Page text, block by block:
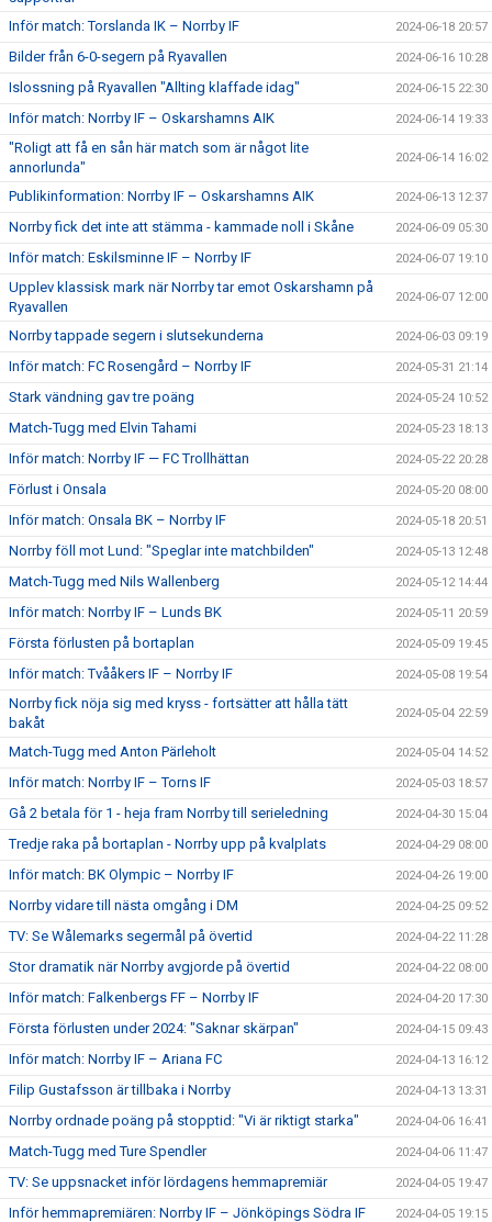
Inför match: Torslanda IK – Norrby IF
2024-06-18 20:57
Bilder från 6-0-segern på Ryavallen 2024-06-16 10:28
Islossning på Ryavallen "Allting klaffade idag" 2024-06-15 22:30
Inför match: Norrby IF – Oskarshamns AIK 2024-06-14 19:33
"Roligt att få en sån här match som är något lite
annorlunda"
2024-06-14 16:02
Publikinformation: Norrby IF – Oskarshamns AIK 2024-06-13 12:37
Norrby fick det inte att stämma - kammade noll i Skåne 2024-06-09 05:30
Inför match: Eskilsminne IF – Norrby IF 2024-06-07 19:10
Upplev klassisk mark när Norrby tar emot Oskarshamn på
Ryavallen
2024-06-07 12:00
Norrby tappade segern i slutsekunderna 2024-06-03 09:19
Inför match: FC Rosengård – Norrby IF 2024-05-31 21:14
Stark vändning gav tre poäng 2024-05-24 10:52
Match-Tugg med Elvin Tahami 2024-05-23 18:13
Inför match: Norrby IF — FC Trollhättan 2024-05-22 20:28
Förlust i Onsala 2024-05-20 08:00
Inför match: Onsala BK – Norrby IF 2024-05-18 20:51
Norrby föll mot Lund: "Speglar inte matchbilden" 2024-05-13 12:48
Match-Tugg med Nils Wallenberg 2024-05-12 14:44
Inför match: Norrby IF – Lunds BK 2024-05-11 20:59
Första förlusten på bortaplan 2024-05-09 19:45
Inför match: Tvååkers IF – Norrby IF 2024-05-08 19:54
Norrby fick nöja sig med kryss - fortsätter att hålla tätt
bakåt
2024-05-04 22:59
Match-Tugg med Anton Pärleholt 2024-05-04 14:52
Inför match: Norrby IF – Torns IF 2024-05-03 18:57
Gå 2 betala för 1 - heja fram Norrby till serieledning 2024-04-30 15:04
Tredje raka på bortaplan - Norrby upp på kvalplats 2024-04-29 08:00
Inför match: BK Olympic – Norrby IF 2024-04-26 19:00
Norrby vidare till nästa omgång i DM 2024-04-25 09:52
TV: Se Wålemarks segermål på övertid 2024-04-22 11:28
Stor dramatik när Norrby avgjorde på övertid 2024-04-22 08:00
Inför match: Falkenbergs FF – Norrby IF 2024-04-20 17:30
Första förlusten under 2024: "Saknar skärpan" 2024-04-15 09:43
Inför match: Norrby IF – Ariana FC 2024-04-13 16:12
Filip Gustafsson är tillbaka i Norrby 2024-04-13 13:31
Norrby ordnade poäng på stopptid: "Vi är riktigt starka" 2024-04-06 16:41
Match-Tugg med Ture Spendler 2024-04-06 11:47
TV: Se uppsnacket inför lördagens hemmapremiär 2024-04-05 19:47
Inför hemmapremiären: Norrby IF – Jönköpings Södra IF 2024-04-05 19:15